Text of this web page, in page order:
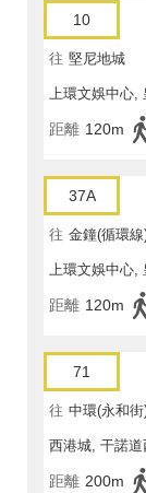
10
往 堅尼地城
上環文娛中心,
距離 120m
37A
往 金鐘(循環線
上環文娛中心,
距離 120m
71
往 中環(永和
西港城, 干諾道
距離 200m